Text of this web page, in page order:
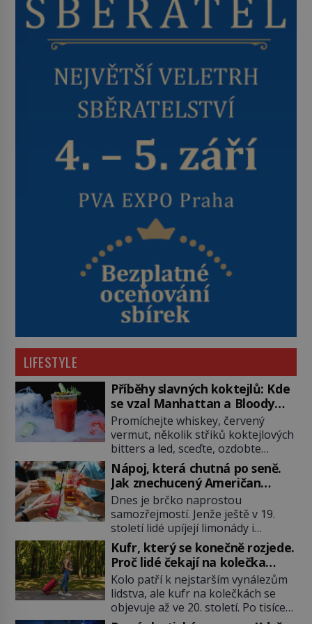
LIFESTYLE
Příběhy slavných koktejlů: Kde
se vzal Manhattan a Bloody
Mary?
Promíchejte whiskey, červený
vermut, několik střiků koktejlových
bitters a led, sceďte, ozdobte
koktejlovou třešinkou a tadá…
Manhattan je tu! A pokud to má být
skutečně on, dejte si pozor, ať
místo klasické americké rye
whiskey či klidně bourbonu
nepoužijete skotskou whisku. Co
se stane? Inu, koktejl bude stále
skvělý, ale už to nebude
Manhattan ale […]
Nápoj, která chutná po seně.
Jak znechucený Američan
vymyslel brčko
Dnes je brčko naprostou
samozřejmostí. Jenže ještě v 19.
století lidé upíjejí limonády i
koktejly dutými stébly žita nebo
žitné slámy. Fungují sice dobře,
mají ale jednu nepříjemnou
vlastnost po chvíli se rozmáčejí a
nápoji dodávají travnatou příchuť.
Právě tahle drobná nepříjemnost
Kufr, který se konečně rozjede.
Proč lidé čekají na kolečka
téměř pět tisíc let?
Kolo patří k nejstarším vynálezům
lidstva, ale kufr na kolečkách se
objevuje až ve 20. století. Po tisíce